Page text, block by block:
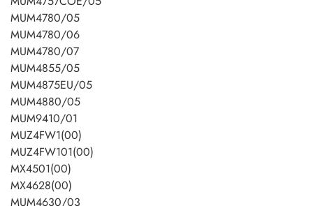
MUM4780/05
MUM4780/06
MUM4780/07
MUM4855/05
MUM4875EU/05
MUM4880/05
MUM9410/01
MUZ4FW1(00)
MUZ4FW101(00)
MX4501(00)
MX4628(00)
MUM4630/03